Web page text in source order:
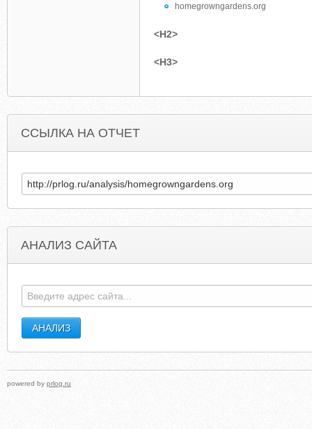
homegrowngardens.org
<H2>
<H3>
ССЫЛКА НА ОТЧЕТ
АНАЛИЗ САЙТА
powered by prlog.ru